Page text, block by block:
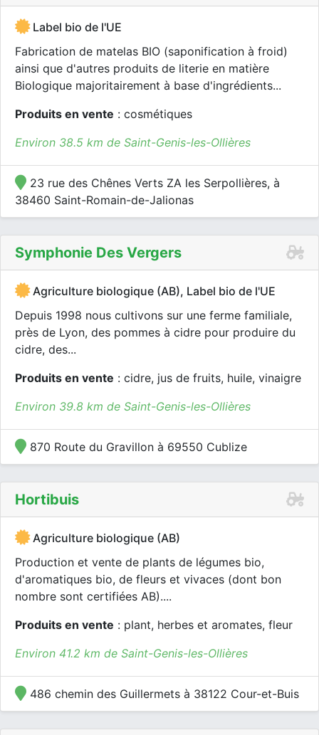
Label bio de l'UE
Fabrication de matelas BIO (saponification à froid)
ainsi que d'autres produits de literie en matière
Biologique majoritairement à base d'ingrédients...
Produits en vente : cosmétiques
Environ 38.5 km de Saint-Genis-les-Ollières
23 rue des Chênes Verts ZA les Serpollières, à
38460 Saint-Romain-de-Jalionas
Symphonie Des Vergers
Agriculture biologique (AB), Label bio de l'UE
Depuis 1998 nous cultivons sur une ferme familiale,
près de Lyon, des pommes à cidre pour produire du
cidre, des...
Produits en vente : cidre, jus de fruits, huile, vinaigre
Environ 39.8 km de Saint-Genis-les-Ollières
870 Route du Gravillon à 69550 Cublize
Hortibuis
Agriculture biologique (AB)
Production et vente de plants de légumes bio,
d'aromatiques bio, de fleurs et vivaces (dont bon
nombre sont certifiées AB)....
Produits en vente : plant, herbes et aromates, fleur
Environ 41.2 km de Saint-Genis-les-Ollières
486 chemin des Guillermets à 38122 Cour-et-Buis